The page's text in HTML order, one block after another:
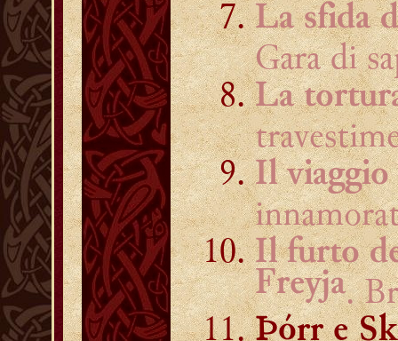
La sfida
Gara di
La
Il
Il furto
Freyja.
Þórr e